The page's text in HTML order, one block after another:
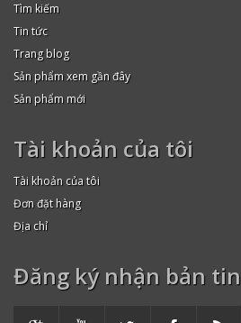
Tìm kiếm
Tin tức
Trang blog
Sản phẩm xem gần đây
Sản phẩm mới
Tài khoản của tôi
Tài khoản của tôi
Đơn đặt hàng
Địa chỉ
Đăng ký nhận bản tin